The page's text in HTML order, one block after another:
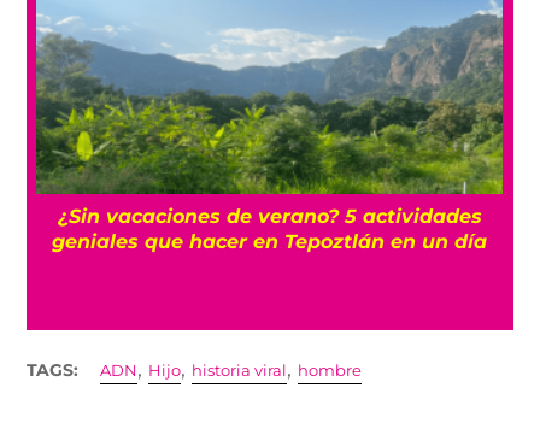
¿Sin vacaciones de verano? 5 actividades
geniales que hacer en Tepoztlán en un día
TAGS: ADN, Hijo, historia viral, hombre